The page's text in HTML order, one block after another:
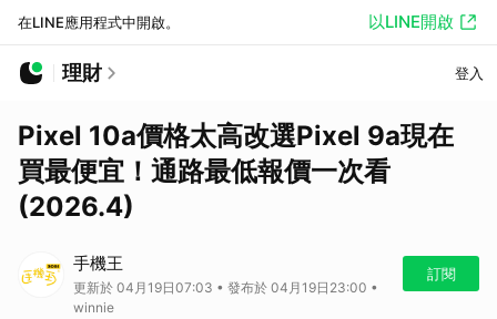
在LINE應用程式中開啟。 以LINE開啟
理財 登入
Pixel 10a價格太高改選Pixel 9a現在
買最便宜！通路最低報價一次看
(2026.4)
手機王
更新於 04月19日07:03 • 發布於 04月19日23:00 •
winnie
訂閱